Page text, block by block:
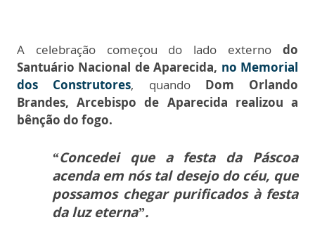
A celebração começou do lado externo do
Santuário Nacional de Aparecida, no Memorial
dos Construtores, quando Dom Orlando
Brandes, Arcebispo de Aparecida realizou a
bênção do fogo.
“Concedei que a festa da Páscoa
acenda em nós tal desejo do céu, que
possamos chegar purificados à festa
da luz eterna”.